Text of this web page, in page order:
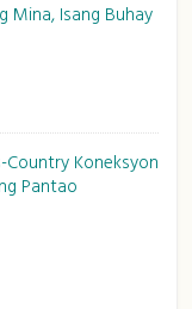
Mina, Isang Buhay
Koneksyon
Pantao